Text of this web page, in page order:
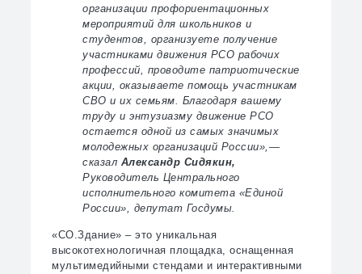
организации профориентационных
мероприятий для школьников и
студентов, организуете получение
участниками движения РСО рабочих
профессий, проводите патриотические
акции, оказываете помощь участникам
СВО и их семьям. Благодаря вашему
труду и энтузиазму движение РСО
остается одной из самых значимых
молодежных организаций России»,—
сказал Александр Сидякин,
Руководитель Центрального
исполнительного комитета «Единой
России», депутат Госдумы.
«СО.Здание» – это уникальная
высокотехнологичная площадка, оснащенная
мультимедийными стендами и интерактивными